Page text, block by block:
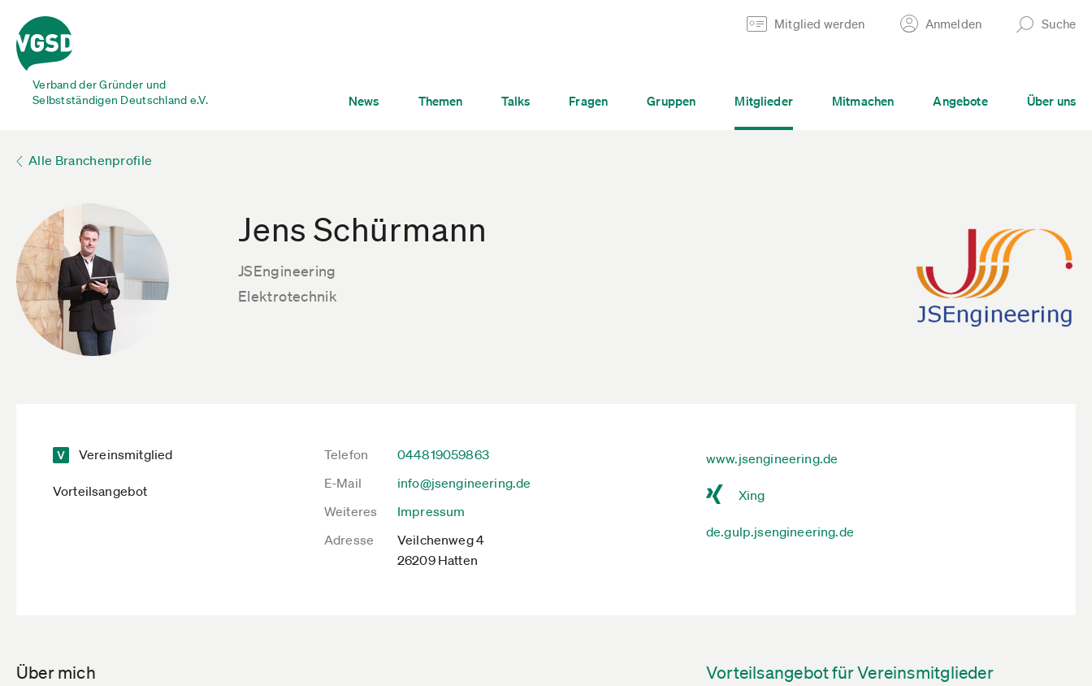
Verband der Gründer und
Selbstständigen Deutschland e.V.
Mitglied werden Anmelden Suche
News Themen Talks Fragen Gruppen Mitglieder Mitmachen Angebote Über uns
Alle Branchenprofile
Jens Schürmann
JSEngineering
Elektrotechnik
Vereinsmitglied
Vorteilsangebot
Telefon
044819059863
E-Mail
info@jsengineering.de
Weiteres
Impressum
Adresse
Veilchenweg 4
26209 Hatten
www.jsengineering.de
Xing
de.gulp.jsengineering.de
Über mich Vorteilsangebot für Vereinsmitglieder